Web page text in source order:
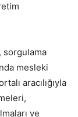
sorgulama
mesleki
aracılığıyla
ve